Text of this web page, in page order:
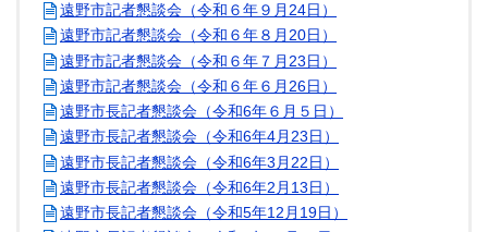
遠野市記者懇談会（令和６年９月24日）
遠野市記者懇談会（令和６年８月20日）
遠野市記者懇談会（令和６年７月23日）
遠野市記者懇談会（令和６年６月26日）
遠野市長記者懇談会（令和6年６月５日）
遠野市長記者懇談会（令和6年4月23日）
遠野市長記者懇談会（令和6年3月22日）
遠野市長記者懇談会（令和6年2月13日）
遠野市長記者懇談会（令和5年12月19日）